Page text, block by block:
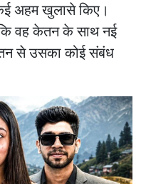
अहम खुलासे किए।
कि वह केतन के साथ नई
से उसका कोई संबंध